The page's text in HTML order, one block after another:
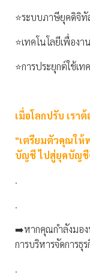
⭐️ระบบภาษียุคดิจิทั
⭐️เทคโนโลยีเพื่อง
⭐️การประยุกต์ใช้เ
เมื่อโลกปรับ เรา
"เตรียมตัวคุณให้
บัญชี ไปสู่ยุคบัญ
.
.
➡️หากคุณกำลังมอ
การบริหารจัดการธุ
.